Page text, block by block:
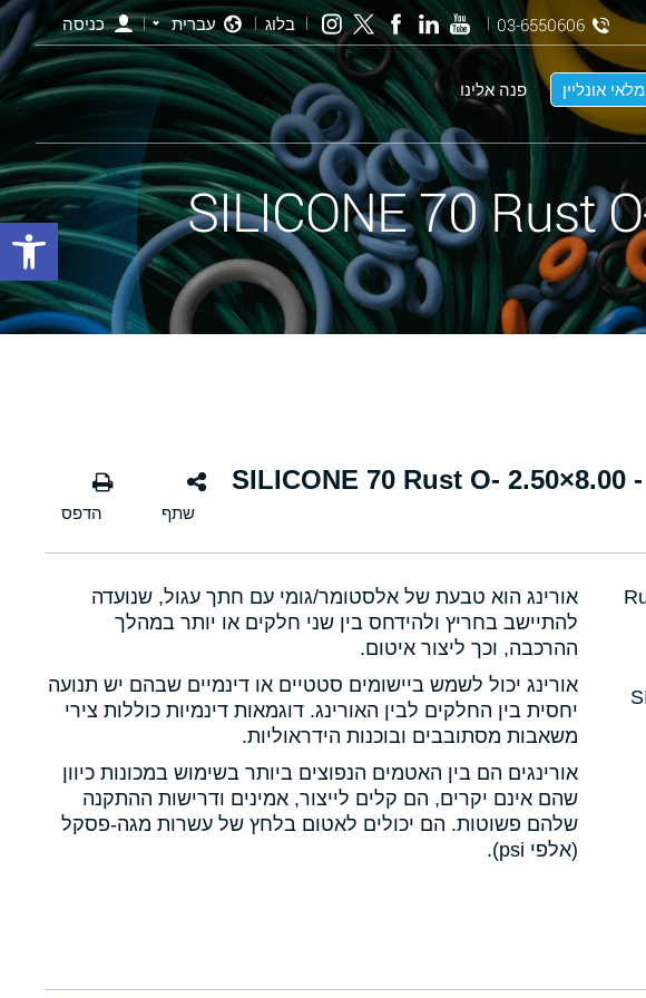
מלאי אונליין פנה אלינו
03-6550606 בלוג עברית כניסה
אורינג חלודה - 8.00×2.50 SILICONE 70 Rust O-
אורינג הוא טבעת של אלסטומר/גומי עם חתך עגול, שנועדה
להתיישב בחריץ ולהידחס בין שני חלקים או יותר במהלך
ההרכבה, וכך ליצור איטום.
אורינג יכול לשמש ביישומים סטטיים או דינמיים שבהם יש תנועה
יחסית בין החלקים לבין האורינג. דוגמאות דינמיות כוללות צירי
משאבות מסתובבים ובוכנות הידראוליות.
אורינגים הם בין האטמים הנפוצים ביותר בשימוש במכונות כיוון
שהם אינם יקרים, הם קלים לייצור, אמינים ודרישות ההתקנה
שלהם פשוטות. הם יכולים לאטום בלחץ של עשרות מגה-פסקל
(אלפי psi).
פתח